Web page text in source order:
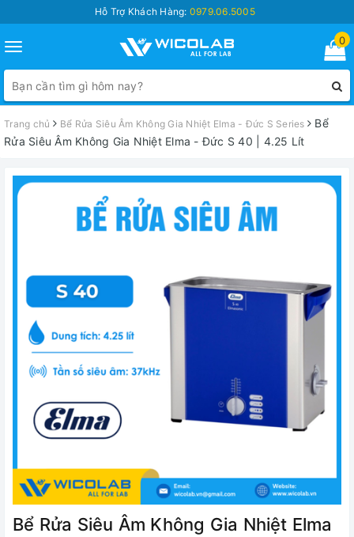
Hỗ Trợ Khách Hàng: 0979.06.5005
Toggle
navigation
0
Trang chủ Bể Rửa Siêu Âm Không Gia Nhiệt Elma - Đức S Series
Bể
Rửa Siêu Âm Không Gia Nhiệt Elma - Đức S 40 | 4.25 Lít
Bể Rửa Siêu Âm Không Gia Nhiệt Elma